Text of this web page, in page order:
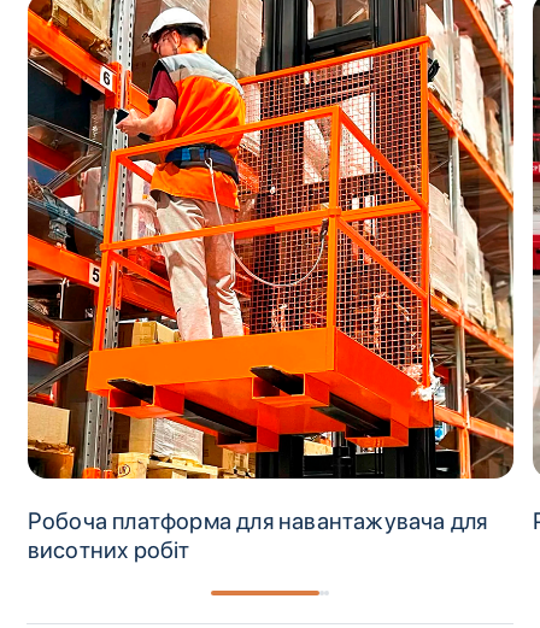
UARU
Робоча платформа для навантажувача для
висотних робіт